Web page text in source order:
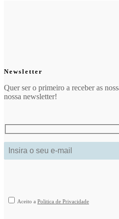
Newsletter
Quer ser o primeiro a receber as
nossa newsletter!
Aceito a Politica de Privacidade